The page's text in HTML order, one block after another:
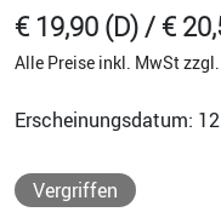
€ 19,90 (D) / €
Alle Preise inkl. MwSt zzgl.
Erscheinungsdatum:
Vergriffen